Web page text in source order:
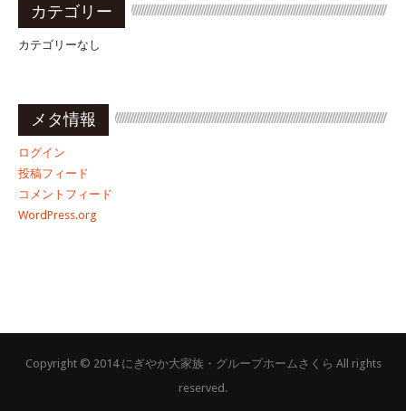
カテゴリー
カテゴリーなし
メタ情報
ログイン
投稿フィード
コメントフィード
WordPress.org
Copyright © 2014 にぎやか大家族・グループホームさくら All rights
reserved.